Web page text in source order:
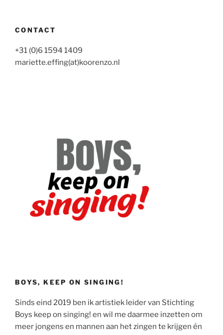
CONTACT
+31 (0)6 1594 1409
mariette.effing(at)koorenzo.nl
BOYS, KEEP ON SINGING!
Sinds eind 2019 ben ik artistiek leider van Stichting
Boys keep on singing! en wil me daarmee inzetten om
meer jongens en mannen aan het zingen te krijgen én